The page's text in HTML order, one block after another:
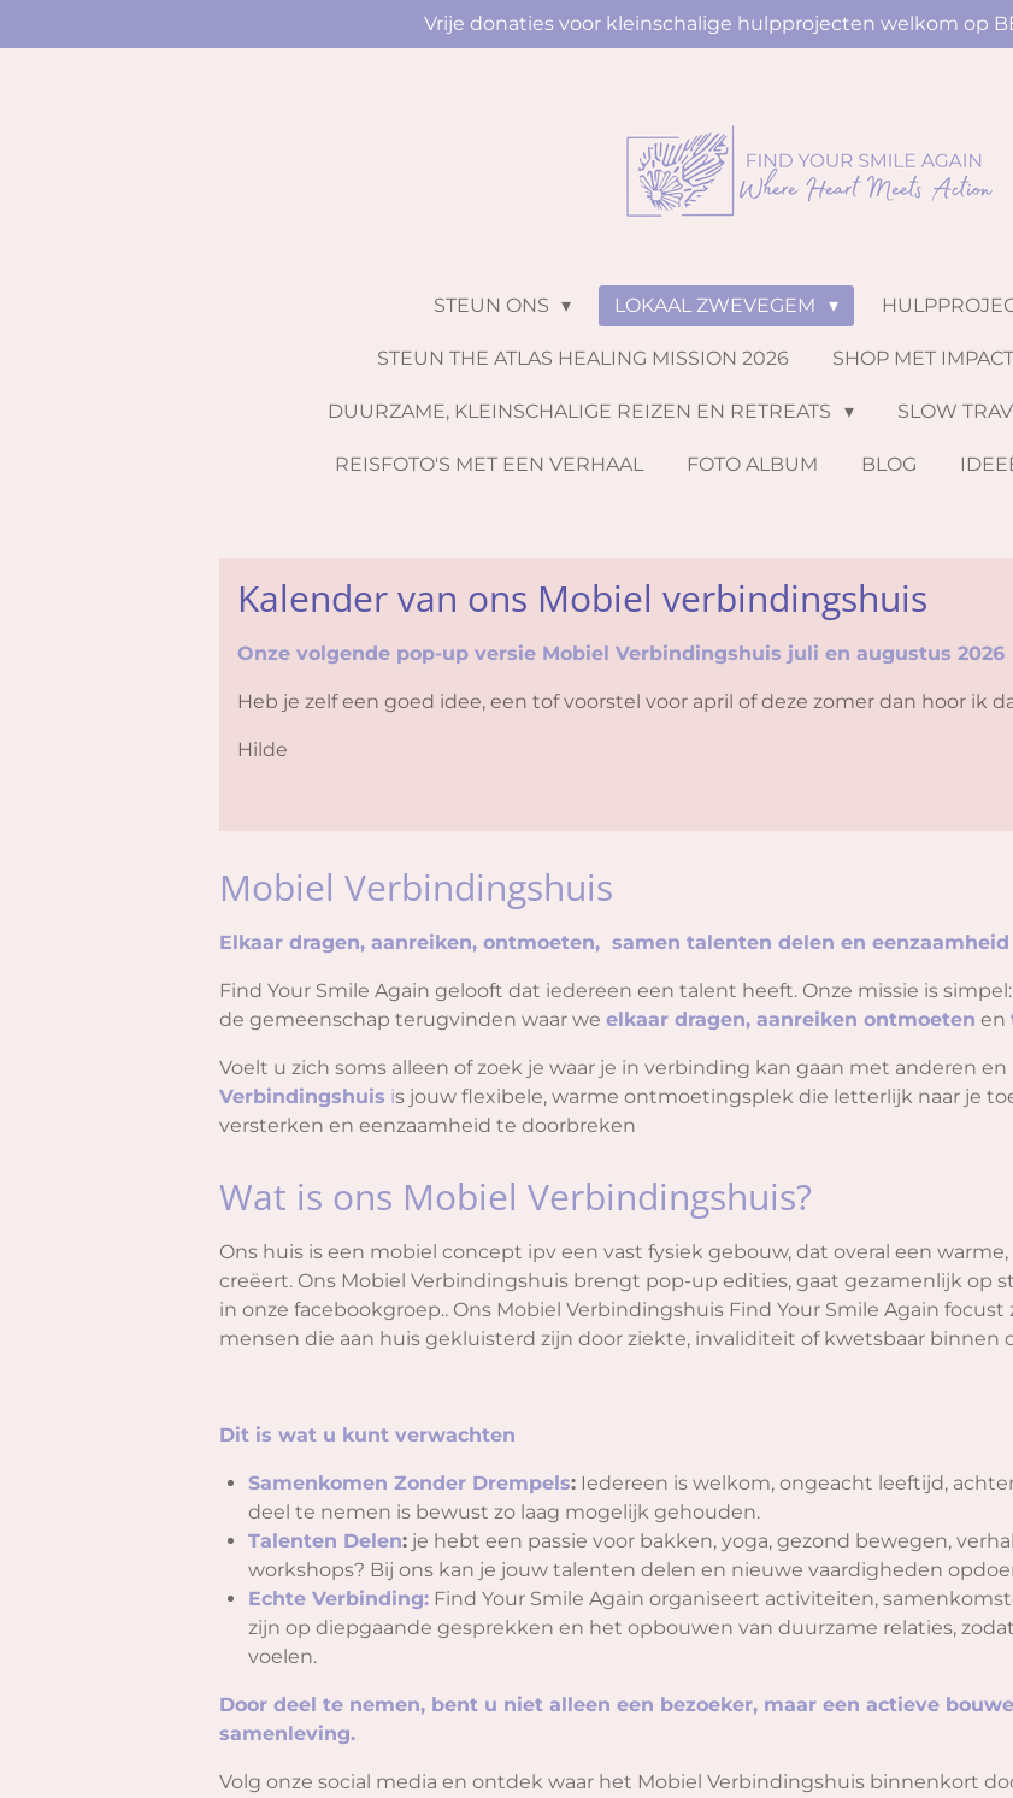
direct
Vrije donaties voor kleinschalige hulpprojecten welkom op
STEUN ONS LOKAAL ZWEVEGEM
STEUN THE ATLAS HEALING MISSION 2026 SHOP MET IMPACT
DUURZAME, KLEINSCHALIGE REIZEN EN RETREATS SLOW
REISFOTO'S MET EEN VERHAAL FOTO ALBUM BLOG
Kalender van ons Mobiel verbindingshuis
Onze volgende pop-up versie Mobiel Verbindingshuis juli en augustus 2026
Heb je zelf een goed idee, een tof voorstel voor april of deze zomer dan hoor ik
Hilde
Mobiel Verbindingshuis
Elkaar dragen, aanreiken, ontmoeten, samen talenten delen en
Find Your Smile Again gelooft dat iedereen een talent heeft. Onze missie is
de gemeenschap terugvinden waar we elkaar dragen, aanreiken ontmoeten en
Voelt u zich soms alleen of zoek je waar je in verbinding kan gaan met anderen en
Verbindingshuis is jouw flexibele, warme ontmoetingsplek die letterlijk naar je
versterken en eenzaamheid te doorbreken
Wat is ons Mobiel Verbindingshuis?
Ons huis is een mobiel concept ipv een vast fysiek gebouw, dat overal een
creëert. Ons Mobiel Verbindingshuis brengt pop-up edities, gaat gezamenlijk op
in onze facebookgroep.. Ons Mobiel Verbindingshuis Find Your Smile Again
mensen die aan huis gekluisterd zijn door ziekte, invaliditeit of kwetsbaar binnen
Dit is wat u kunt verwachten
Samenkomen Zonder Drempels: Iedereen is welkom, ongeacht leeftijd,
deel te nemen is bewust zo laag mogelijk gehouden.
Talenten Delen: je hebt een passie voor bakken, yoga, gezond bewegen,
workshops? Bij ons kan je jouw talenten delen en nieuwe vaardigheden
Echte Verbinding: Find Your Smile Again organiseert activiteiten,
zijn op diepgaande gesprekken en het opbouwen van duurzame relaties,
voelen.
Door deel te nemen, bent u niet alleen een bezoeker, maar een actieve
samenleving.
Volg onze social media en ontdek waar het Mobiel Verbindingshuis binnenkort